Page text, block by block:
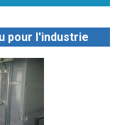
pour l'industrie